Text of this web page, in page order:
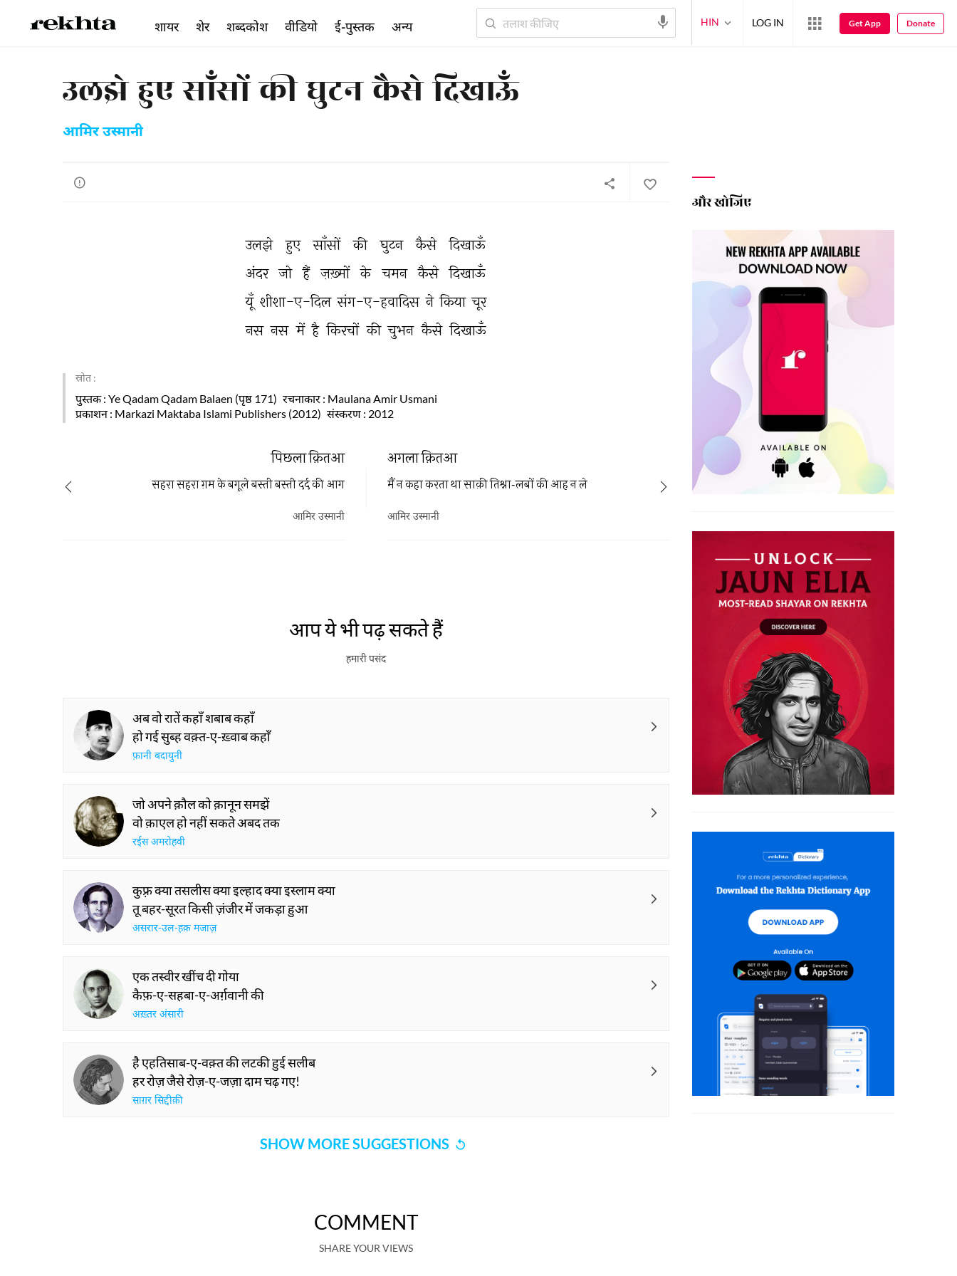
उलझे हुए साँसों की घुटन कैसे दिखाऊँ
आमिर उस्मानी
उलझे हुए साँसों की घुटन कैसे
दिखाऊँ
अंदर जो हैं ज़ख़्मों के चमन कैसे दिखाऊँ
यूँ शीशा-ए-दिल संग-ए-हवादिस ने किया चूर
नस नस में है किरचों की चुभन कैसे दिखाऊँ
स्रोत :
पुस्तक: Ye Qadam Qadam Balaen (पृष्ठ 171) रचनाकार : Maulana Amir Usmani
प्रकाशन: Markazi Maktaba Islami Publishers (2012) संस्करण : 2012
अगला क़ितआ
मैं न कहा करता था साक़ी तिश्ना-लबों की आह न ले
आमिर उस्मानी
पिछला क़ितआ
सहरा सहरा ग़म के बगूले बस्ती बस्ती दर्द की आग
आमिर उस्मानी
आप ये भी पढ़ सकते हैं
हमारी पसंद
अब वो रातें कहाँ शबाब कहाँ
हो गई सुब्ह वक़्त-ए-ख़्वाब कहाँ
फ़ानी बदायुनी
जो अपने क़ौल को क़ानून समझें
वो क़ाएल हो नहीं सकते अबद तक
रईस अमरोहवी
कुफ़्र क्या तसलीस क्या इल्हाद क्या इस्लाम क्या
तू बहर-सूरत किसी ज़ंजीर में जकड़ा हुआ
असरार-उल-हक़ मजाज़
एक तस्वीर खींच दी गोया
कैफ़-ए-सहबा-ए-अर्ग़वानी की
अख़्तर अंसारी
है एहतिसाब-ए-वक़्त की लटकी हुई सलीब
हर रोज़ जैसे रोज़-ए-जज़ा दाम चढ़ गए!
साग़र सिद्दीक़ी
SHOW MORE SUGGESTIONS
COMMENT
SHARE YOUR VIEWS
और खोजिए
शायर शेर शब्दकोश वीडियो ई-पुस्तक अन्य HIN LOG IN Get App Donate